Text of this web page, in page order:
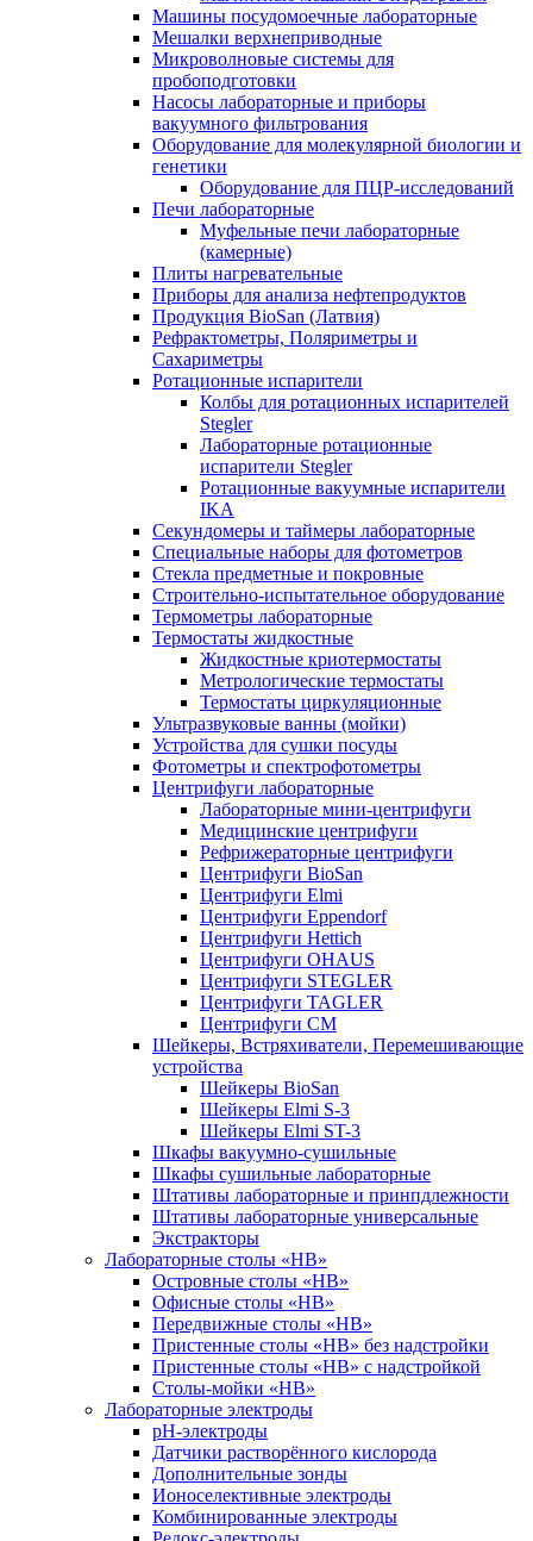
Машины посудомоечные лабораторные
Мешалки верхнеприводные
Микроволновые системы для
пробоподготовки
Насосы лабораторные и приборы
вакуумного фильтрования
Оборудование для молекулярной биологии и
генетики
Оборудование для ПЦР-исследований
Печи лабораторные
Муфельные печи лабораторные
(камерные)
Плиты нагревательные
Приборы для анализа нефтепродуктов
Продукция BioSan (Латвия)
Рефрактометры, Поляриметры и
Сахариметры
Ротационные испарители
Колбы для ротационных испарителей
Stegler
Лабораторные ротационные
испарители Stegler
Ротационные вакуумные испарители
IKA
Секундомеры и таймеры лабораторные
Специальные наборы для фотометров
Стекла предметные и покровные
Строительно-испытательное оборудование
Термометры лабораторные
Термостаты жидкостные
Жидкостные криотермостаты
Метрологические термостаты
Термостаты циркуляционные
Ультразвуковые ванны (мойки)
Устройства для сушки посуды
Фотометры и спектрофотометры
Центрифуги лабораторные
Лабораторные мини-центрифуги
Медицинские центрифуги
Рефрижераторные центрифуги
Центрифуги BioSan
Центрифуги Elmi
Центрифуги Eppendorf
Центрифуги Hettich
Центрифуги OHAUS
Центрифуги STEGLER
Центрифуги TAGLER
Центрифуги СМ
Шейкеры, Встряхиватели, Перемешивающие
устройства
Шейкеры BioSan
Шейкеры Elmi S-3
Шейкеры Elmi ST-3
Шкафы вакуумно-сушильные
Шкафы сушильные лабораторные
Штативы лабораторные и принпдлежности
Штативы лабораторные универсальные
Экстракторы
Лабораторные столы «НВ»
Островные столы «НВ»
Офисные столы «НВ»
Передвижные столы «НВ»
Пристенные столы «НВ» без надстройки
Пристенные столы «НВ» с надстройкой
Столы-мойки «НВ»
Лабораторные электроды
pH-электроды
Датчики растворённого кислорода
Дополнительные зонды
Ионоселективные электроды
Комбинированные электроды